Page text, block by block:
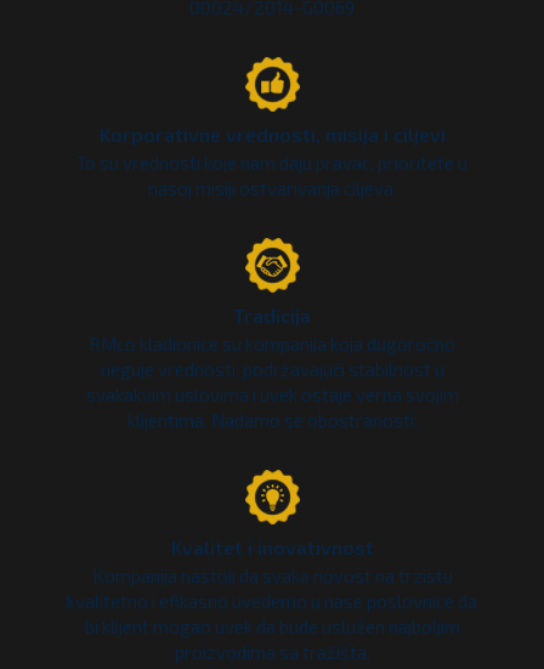
00024/2014-G0069
Korporativne vrednosti, misija i ciljevi
To su vrednosti koje nam daju pravac, prioritete u
nasoj misiji ostvarivanja ciljeva.
Tradicija
RMco kladionice su kompanija koja dugoročno
neguje vrednosti, podržavajući stabilnost u
svakakvim uslovima i uvek ostaje verna svojim
klijentima. Nadamo se obostranosti.
Kvalitet i inovativnost
Kompanija nastoji da svaka novost na trzistu
kvalitetno i efikasno uvedemo u nase poslovnice da
bi klijent mogao uvek da bude uslužen najboljim
proizvodima sa tražišta.